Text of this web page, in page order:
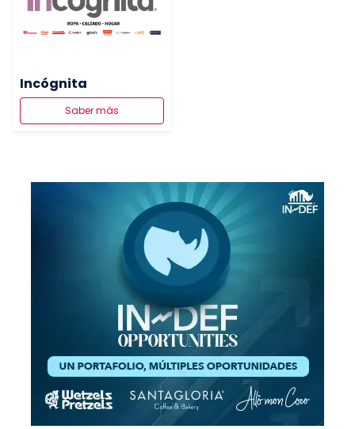
Incógnita
Saber más